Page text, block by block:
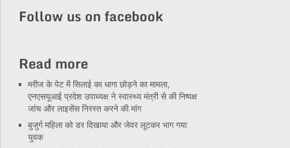
Follow us on facebook
Read more
मरीज के पेट में सिलाई का धागा छोड़ने का मामला,
एनएसयूआई प्रदेश उपाध्यक्ष ने स्वास्थ्य मंत्री से की निष्पक्ष
जांच और लाइसेंस निरस्त करने की मांग
बुजुर्ग महिला को डर दिखाया और जेवर लूटकर भाग गया
युवक